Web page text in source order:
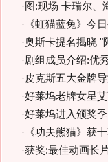
· 图:现场 卡瑞尔、
· 《虹猫蓝兔》今
·奥斯卡提名揭晓 "
·剧组成员介绍:优
·皮克斯五大金牌
·好莱坞老牌女星
·好莱坞进入颁奖
· 《功夫熊猫》获
·获奖:最佳动画长